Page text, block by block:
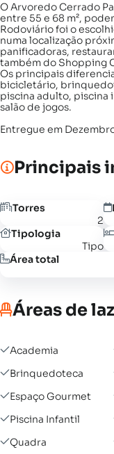
O Arvoredo Cerrado
entre 55 e 68 m²,
Rodoviário foi o
numa localização
panificadoras,
também do Shopping
Os principais
bicicletário,
piscina adulto, piscina
salão de jogos.
Entregue em
Principais
Torres
2
Tipologia
Tipo
Área total
Áreas de
Academia
Brinquedoteca
Espaço Gourmet
Piscina Infantil
Quadra